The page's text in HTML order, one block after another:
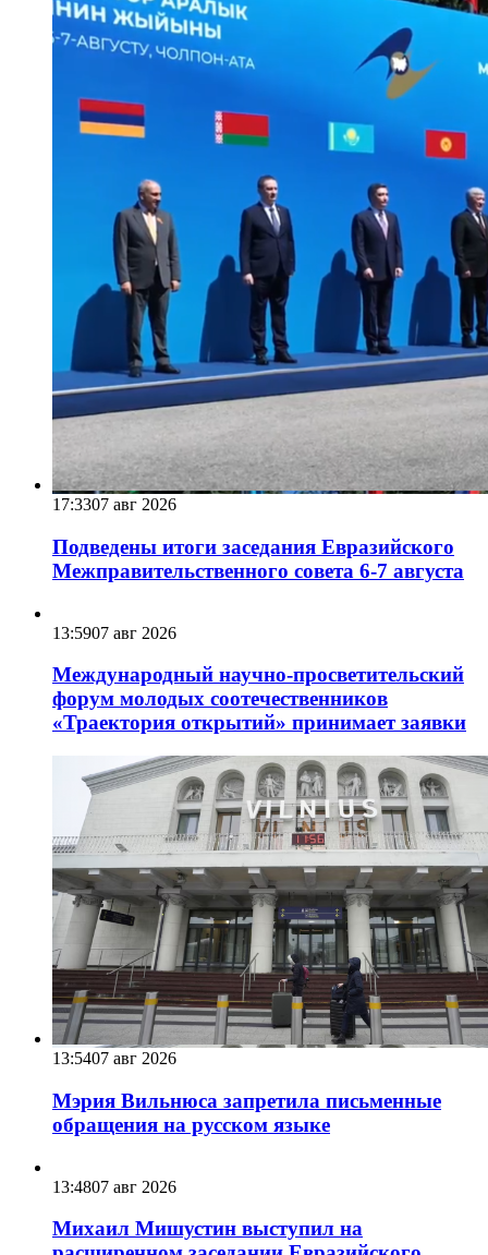
17:3307 авг 2026
Подведены итоги заседания Евразийского
Межправительственного совета 6-7 августа
13:5907 авг 2026
Международный научно-просветительский
форум молодых соотечественников
«Траектория открытий» принимает заявки
13:5407 авг 2026
Мэрия Вильнюса запретила письменные
обращения на русском языке
13:4807 авг 2026
Михаил Мишустин выступил на